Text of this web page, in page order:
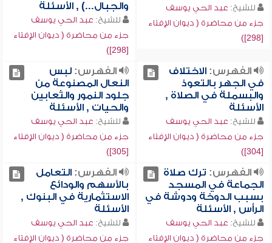
للشيخ: عبد الحي يوسف
جزء من محاضرة ( ديوان الإفتاء
[298])
والجبال...) , الأسئلة
للشيخ: عبد الحي يوسف
جزء من محاضرة ( ديوان الإفتاء
[298])
الفهرس:الاختلاف
في الجهر بالتعوذ
والبسملة في الصلاة ,
الأسئلة
للشيخ: عبد الحي يوسف
جزء من محاضرة ( ديوان الإفتاء
[304])
الفهرس:لبس
النعال المصنوعة من
جلود النمور والثعابين
والحيات , الأسئلة
للشيخ: عبد الحي يوسف
جزء من محاضرة ( ديوان الإفتاء
[305])
الفهرس: ترك صلاة
الجماعة في المسجد
بسبب الدوخة ودوشة في
الرأس , الأسئلة
للشيخ: عبد الحي يوسف
جزء من محاضرة ( ديوان الإفتاء
الفهرس:التعامل
بالأسهم والودائع
الاستثمارية في البنوك ,
الأسئلة
للشيخ: عبد الحي يوسف
جزء من محاضرة ( ديوان الإفتاء